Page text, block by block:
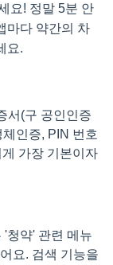
요! 정말 5분 안
마다 약간의 차
요.
서(구 공인인증
인증, PIN 번호
가장 기본이자
'청약' 관련 메뉴
요. 검색 기능을